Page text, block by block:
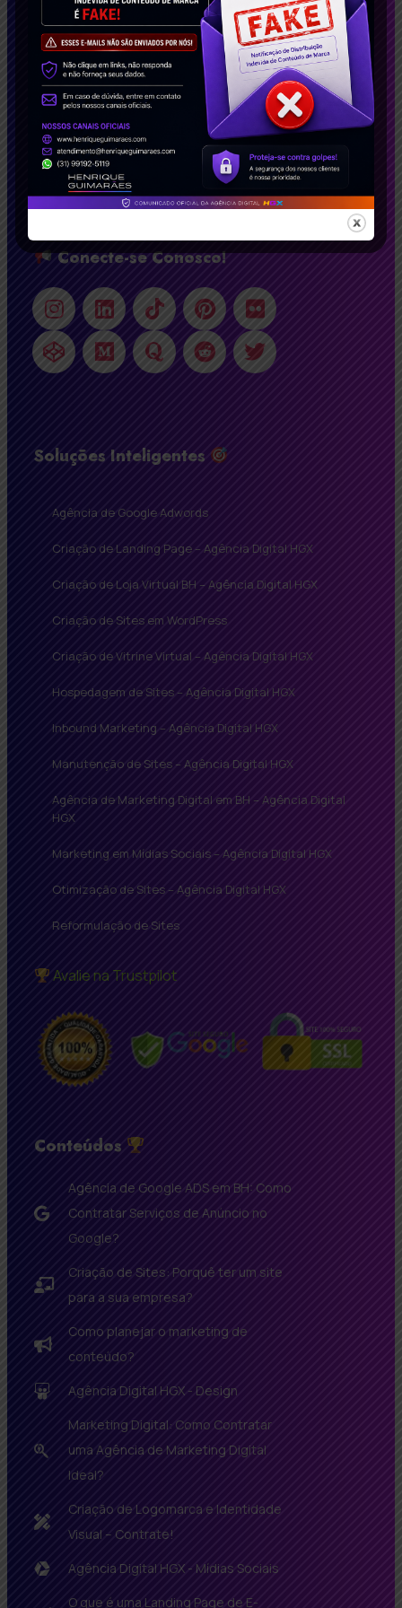
Horizonte, São Paulo, Rio De Janeiro, oferecendo
soluções inovadoras em criação de sites BH bem
avaliados, SEO de Alta Performance e Marketing
Digital Inteligente. Com um portfólio repleto de
casos de sucesso, impactamos empresas no
Brasil e no exterior. Solicite agora seu estudo de
caso gratuito e descubra como podemos
transformar seu negócio!
Conecte-se Conosco!
Soluções Inteligentes
Agência de Google Adwords
Criação de Landing Page – Agência Digital HGX
Criação de Loja Virtual BH – Agência Digital HGX
Criação de Sites em WordPress
Criação de Vitrine Virtual – Agência Digital HGX
Hospedagem de Sites – Agência Digital HGX
Inbound Marketing – Agência Digital HGX
Manutenção de Sites – Agência Digital HGX
Agência de Marketing Digital em BH – Agência Digital
HGX
Marketing em Mídias Sociais – Agência Digital HGX
Otimização de Sites – Agência Digital HGX
Reformulação de Sites
Avalie na Trustpilot
Conteúdos
Agência de Google ADS em BH: Como
Contratar Serviços de Anúncio no
Google?
Criação de Sites: Porquê ter um site
para a sua empresa?
Como planejar o marketing de
conteúdo?
Agência Digital HGX - Design
Marketing Digital: Como Contratar
uma Agência de Marketing Digital
Ideal?
Criação de Logomarca e Identidade
Visual – Contrate!
Agência Digital HGX - Mídias Sociais
O que é uma Landing Page de E-